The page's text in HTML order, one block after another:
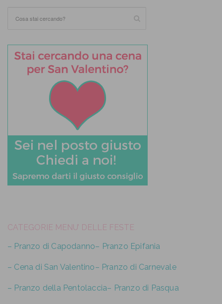
CATEGORIE MENU’ DELLE FESTE
– Pranzo di Capodanno– Pranzo Epifania
– Cena di San Valentino– Pranzo di Carnevale
– Pranzo della Pentolaccia– Pranzo di Pasqua